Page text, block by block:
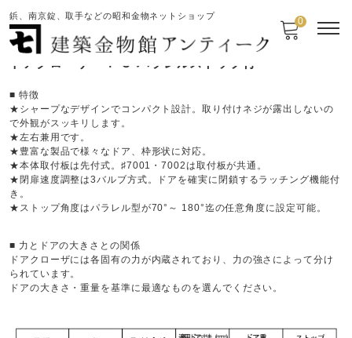
鋲、南京錠、取手などの昭和金物ネットショップ 0
ドアクローザー ＰＳ パラレルストップ付
■ 特徴
★シャープなデザインでコンパクト設計。取り付けネジが露出しないの
で外観がスッキリします。
★左右兼用です。
★豊富な製品で様々なドア、枠形状に対応。
★本体取付板は先付式。♯7001・7002は取付板が共通。
★閉扉速度調整は3バルブ方式。ドアを確実に閉鎖するラッチング機能付
き。
★ストップ角度はパラレル型が70°～ 180°迄の任意角度に設定可能。
■ 力とドアの大きさとの関係
ドアクローザには各固有の力が内蔵されており、力の強さによって分け
られています。
ドアの大きさ・重量を基準に最適なものを選んでください。